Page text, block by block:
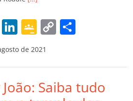
o
m
W Li
n
k
e
dI
G
o
o
gl
e
C
y
Li
p
ar
de 2021
João: Saiba tudo